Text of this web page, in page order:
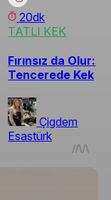
20dk
TATLI KEK
Fırınsız da Olur:
Tencerede Kek
Çigdem
Esastürk